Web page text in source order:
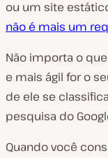
ou um site
não é mais um
Não importa o
e mais ágil for o
de ele se
pesquisa do
Quando você